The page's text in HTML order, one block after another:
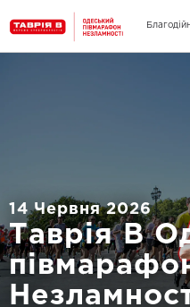
14 Червня 2026
Таврія В